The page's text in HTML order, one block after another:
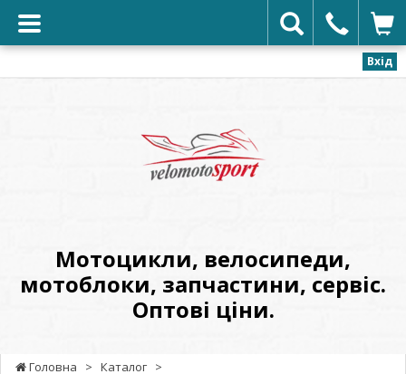
Вхід
Оптові
ціни.
Мотоцикли, велосипеди,
мотоблоки, запчастини, сервіс.
Оптові ціни.
Головна > Каталог >